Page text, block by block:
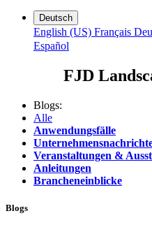
Deutsch
English (US) Français
Español
FJD
Blogs:
Alle
Anwendungsfälle
Veranstaltungen &
Anleitungen
Brancheneinblicke
Blogs